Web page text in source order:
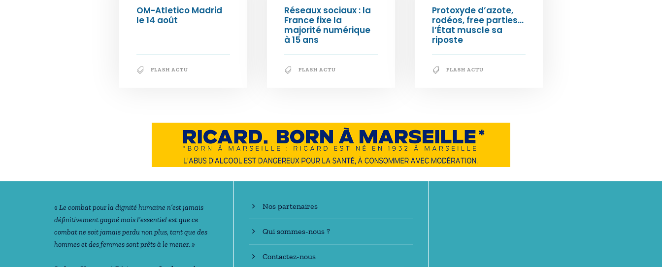
OM-Atletico Madrid
le 14 août
FLASH ACTU
Réseaux sociaux : la
France fixe la
majorité numérique
à 15 ans
FLASH ACTU
Protoxyde d’azote,
rodéos, free parties…
l’État muscle sa
riposte
FLASH ACTU
Notre philosophie
« Le combat pour la dignité humaine n’est jamais
déﬁnitivement gagné mais l’essentiel est que ce
combat ne soit jamais perdu non plus, tant que des
hommes et des femmes sont prêts à le mener. »
En savoir +
Nos partenaires
Qui sommes-nous ?
Contactez-nous